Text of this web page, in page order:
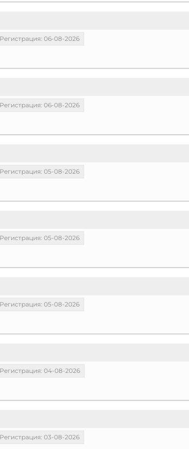
Регистрация: 06-08-2026
Регистрация: 06-08-2026
Регистрация: 05-08-2026
Регистрация: 05-08-2026
Регистрация: 05-08-2026
Регистрация: 04-08-2026
Регистрация: 03-08-2026